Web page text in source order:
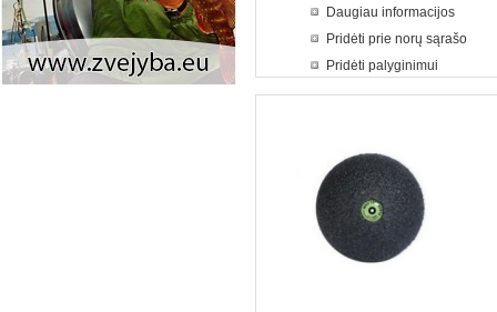
Daugiau informacijos
Pridėti prie norų sąrašo
Pridėti palyginimui